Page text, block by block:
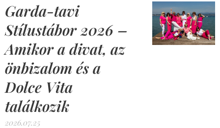
Garda-tavi
Stílustábor 2026 –
Amikor a divat, az
önbizalom és a
Dolce Vita
találkozik
2026.07.25